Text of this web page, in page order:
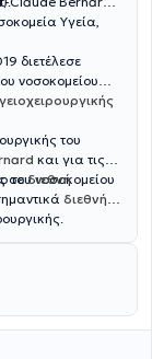
Υγεία,
διετέλεσε
νοσοκομείου
του
και για τις
του νοσοκομείου
σεδιεθνή
διεθνή